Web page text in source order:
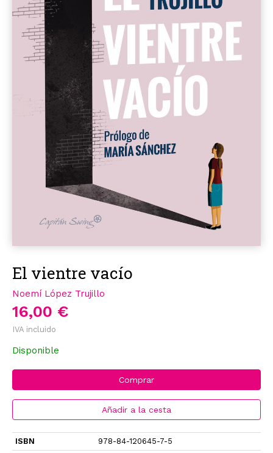
El vientre vacío
Noemí López Trujillo
16,00 €
IVA incluido
Disponible
Comprar
Añadir a la cesta
ISBN
978-84-120645-7-5